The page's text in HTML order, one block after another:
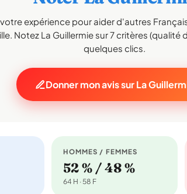
expérience pour aider d'autres
Notez La Guillermie sur 7 critères (qualité
quelques clics.
Donner mon avis sur La
HOMMES / FEMMES
52 % / 48 %
64 H · 58 F